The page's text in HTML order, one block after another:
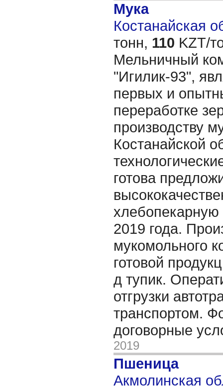
Мука
Костанайская
тонн, 110 KZT/
Мельничный
"Игилик-93",
первых и
переработке
производству
Костанайской
готова
хлебопекарную
2019 года.
мукомольного
готовой
д тупик.
отгрузки
транспортом.
договорные
2019
Пшеница
Акмолинская